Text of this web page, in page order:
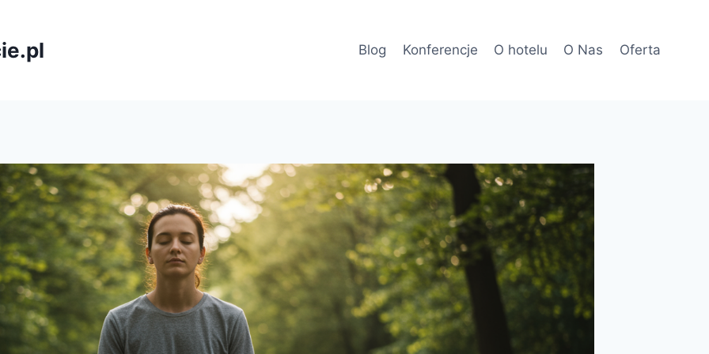
Blog Konferencje O hotelu O Nas Oferta